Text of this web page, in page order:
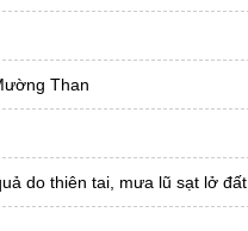
Than
do thiên tai, mưa lũ sạt lở đất